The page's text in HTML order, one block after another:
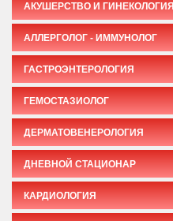
АКУШЕРСТВО И ГИНЕКОЛОГИЯ
АЛЛЕРГОЛОГ - ИММУНОЛОГ
ГАСТРОЭНТЕРОЛОГИЯ
ГЕМОСТАЗИОЛОГ
ДЕРМАТОВЕНЕРОЛОГИЯ
ДНЕВНОЙ СТАЦИОНАР
КАРДИОЛОГИЯ